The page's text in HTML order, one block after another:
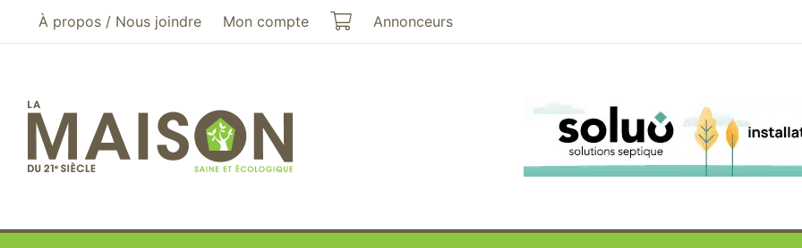
Aller au menu principal
Aller au contenu principal
À propos / Nous joindre Mon compte Mon panier
Annonceurs